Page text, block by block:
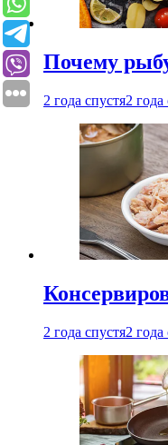
Почему
2 года спустя2 года
2 года спустя2 года